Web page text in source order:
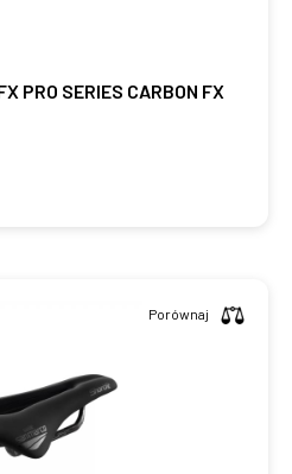
PRO SERIES CARBON FX
Porównaj